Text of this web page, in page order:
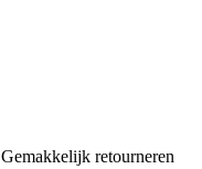
Gemakkelijk retourneren